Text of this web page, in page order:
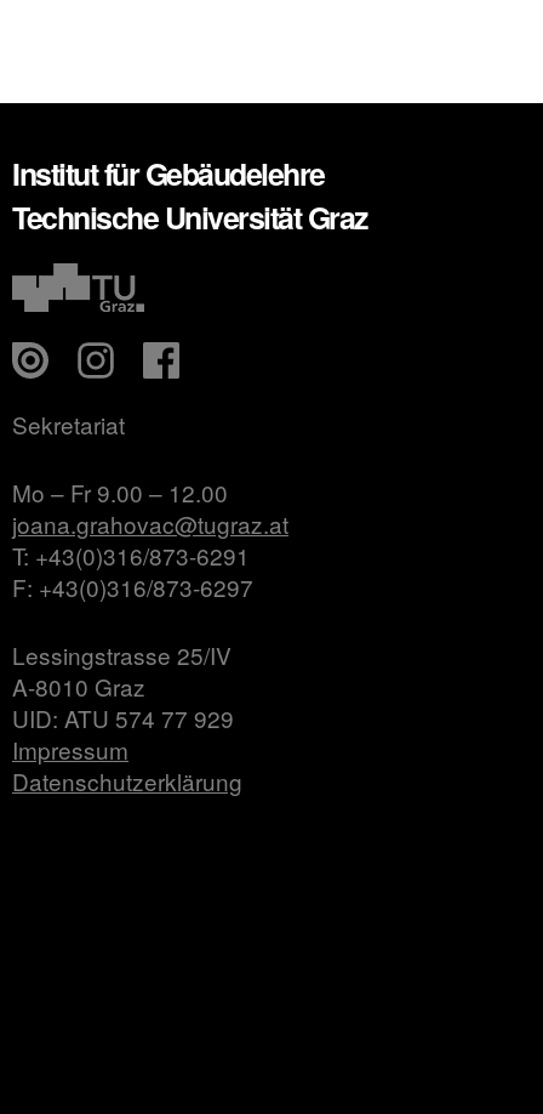
Institut für Gebäudelehre
Technische Universität Graz
Sekretariat
Mo – Fr 9.00 – 12.00
joana.grahovac@tugraz.at
T: +43(0)316/873-6291
F: +43(0)316/873-6297
Lessingstrasse 25/IV
A-8010 Graz
UID: ATU 574 77 929
Impressum
Datenschutzerklärung